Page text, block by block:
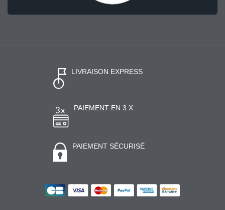
LIVRAISON EXPRESS
PAIEMENT EN 3 X
PAIEMENT SÉCURISÉ